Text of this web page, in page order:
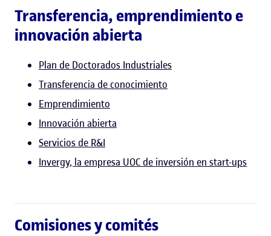
Transferencia, emprendimiento e
innovación abierta
Plan de Doctorados Industriales
Transferencia de conocimiento
Emprendimiento
Innovación abierta
Servicios de R&I
Invergy, la empresa UOC de inversión en start-ups
Comisiones y comités